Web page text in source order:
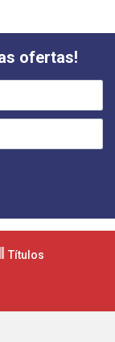
ofertas!
Títulos